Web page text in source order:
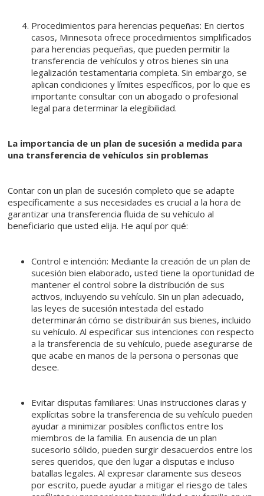
Procedimientos para herencias pequeñas: En ciertos
casos, Minnesota ofrece procedimientos simplificados
para herencias pequeñas, que pueden permitir la
transferencia de vehículos y otros bienes sin una
legalización testamentaria completa. Sin embargo, se
aplican condiciones y límites específicos, por lo que es
importante consultar con un abogado o profesional
legal para determinar la elegibilidad.
La importancia de un plan de sucesión a medida para
una transferencia de vehículos sin problemas
Contar con un plan de sucesión completo que se adapte
específicamente a sus necesidades es crucial a la hora de
garantizar una transferencia fluida de su vehículo al
beneficiario que usted elija. He aquí por qué:
Control e intención: Mediante la creación de un plan de
sucesión bien elaborado, usted tiene la oportunidad de
mantener el control sobre la distribución de sus
activos, incluyendo su vehículo. Sin un plan adecuado,
las leyes de sucesión intestada del estado
determinarán cómo se distribuirán sus bienes, incluido
su vehículo. Al especificar sus intenciones con respecto
a la transferencia de su vehículo, puede asegurarse de
que acabe en manos de la persona o personas que
desee.
Evitar disputas familiares: Unas instrucciones claras y
explícitas sobre la transferencia de su vehículo pueden
ayudar a minimizar posibles conflictos entre los
miembros de la familia. En ausencia de un plan
sucesorio sólido, pueden surgir desacuerdos entre los
seres queridos, que den lugar a disputas e incluso
batallas legales. Al expresar claramente sus deseos
por escrito, puede ayudar a mitigar el riesgo de tales